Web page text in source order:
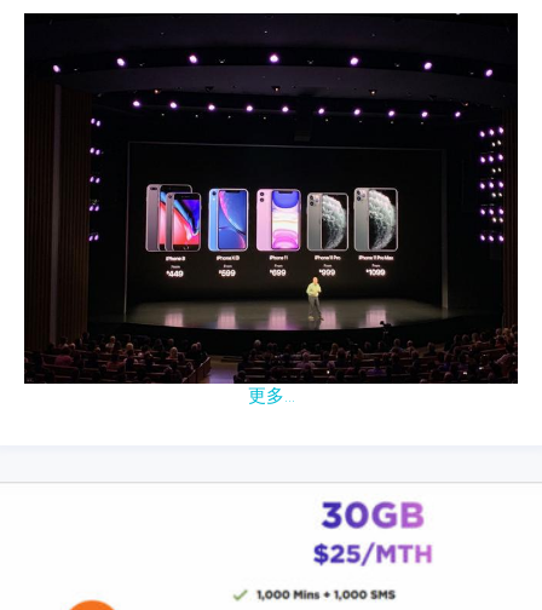
更多...